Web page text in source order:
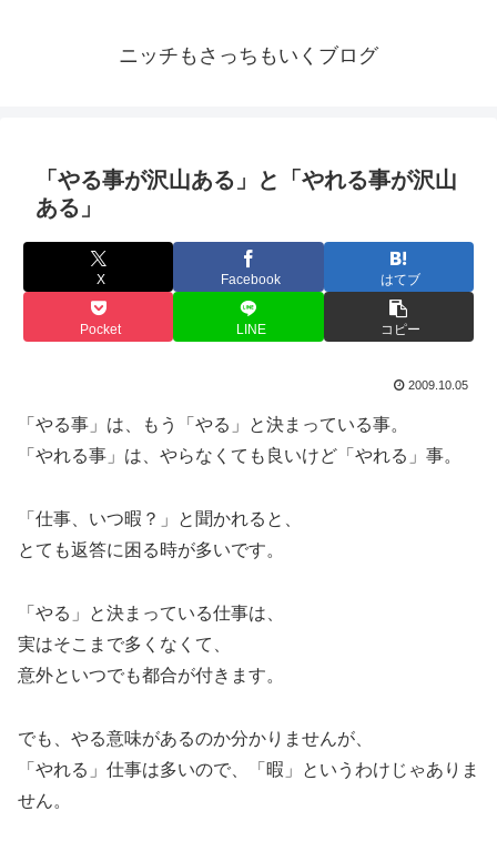
ニッチもさっちもいくブログ
「やる事が沢山ある」と「やれる事が沢山
ある」
X Facebook はてブ
Pocket LINE コピー
2009.10.05
「やる事」は、もう「やる」と決まっている事。
「やれる事」は、やらなくても良いけど「やれる」事。
「仕事、いつ暇？」と聞かれると、
とても返答に困る時が多いです。
「やる」と決まっている仕事は、
実はそこまで多くなくて、
意外といつでも都合が付きます。
でも、やる意味があるのか分かりませんが、
「やれる」仕事は多いので、「暇」というわけじゃありま
せん。